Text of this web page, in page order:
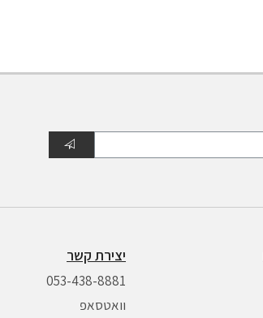
יצירת קשר
053-438-8881
וואטסאפ